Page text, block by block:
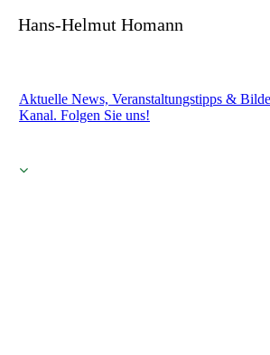
Hans-Helmut Homann
Aktuelle News, Veranstaltungstipps &
Kanal. Folgen Sie uns!